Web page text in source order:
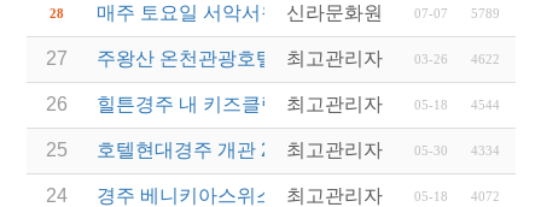
28 매주 토요일 서악서원 고택음악회(무료)
신라문화원 07-07 5789
27 주왕산 온천관광호텔 김재원 총지배인-청송 홍보대
최고관리자 03-26 4622
26 힐튼경주 내 키즈클럽 안녕경주야
최고관리자 05-18 4544
25 호텔현대경주 개관 25주년 기념 이벤트
최고관리자 05-30 4334
24 경주 베니키아스위스로젠호텔 올해 우수 베니키아
최고관리자 05-18 4072